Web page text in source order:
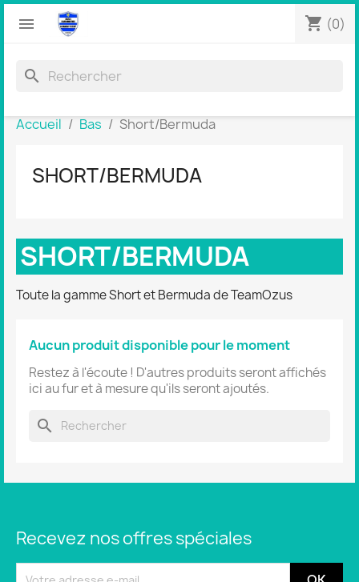
 shopping_cart (0)
search
Accueil Bas Short/Bermuda
SHORT/BERMUDA
SHORT/BERMUDA
Toute la gamme Short et Bermuda de TeamOzus
Aucun produit disponible pour le moment
Restez à l'écoute ! D'autres produits seront affichés
ici au fur et à mesure qu'ils seront ajoutés.
search
Recevez nos offres spéciales